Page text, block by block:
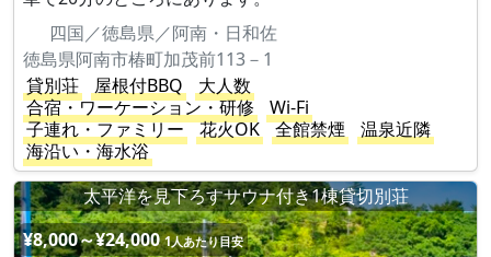
四国／徳島県／阿南・日和佐
徳島県阿南市椿町加茂前113－1
貸別荘
屋根付BBQ
大人数
合宿・ワーケーション・研修
Wi-Fi
子連れ・ファミリー
花火OK 全館禁煙
温泉近隣
海沿い・海水浴
太平洋を見下ろすサウナ付き1棟貸切別荘
¥8,000～¥24,000 1人あたり目安